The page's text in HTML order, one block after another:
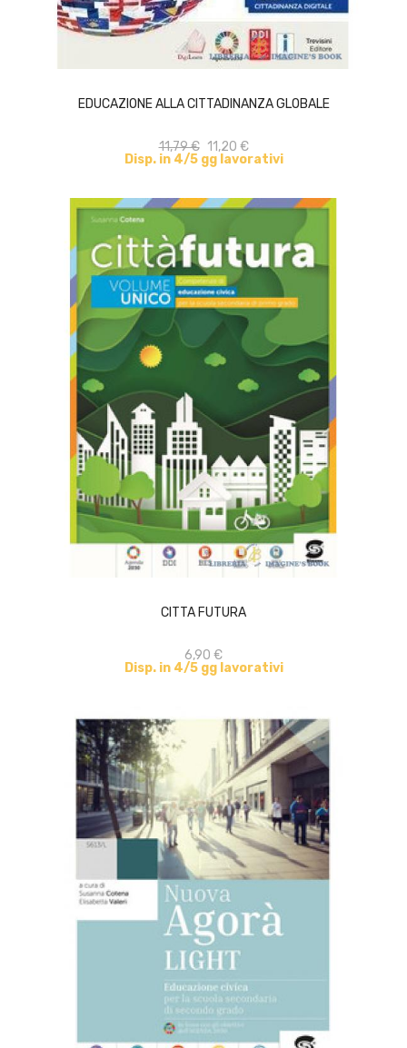
EDUCAZIONE ALLA CITTADINANZA GLOBALE
11,79 € 11,20 €
Disp. in 4/5 gg lavorativi
ACQUISTA
CITTA FUTURA
6,90 €
Disp. in 4/5 gg lavorativi
ACQUISTA